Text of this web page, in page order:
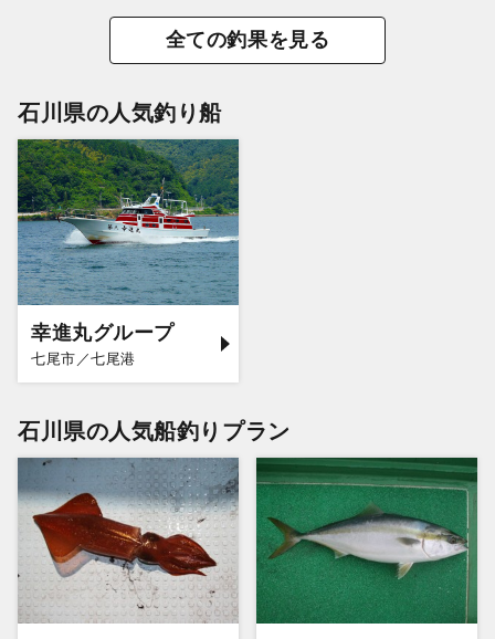
全ての釣果を見る
石川県の人気釣り船
幸進丸グループ
七尾市／七尾港
石川県の人気船釣りプラン